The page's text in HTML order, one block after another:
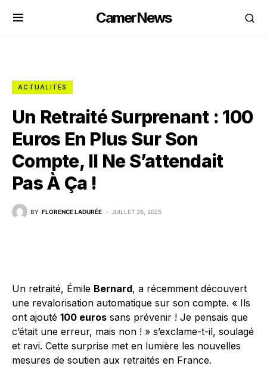
CamerNews
ACTUALITÉS
Un Retraité Surprenant : 100
Euros En Plus Sur Son
Compte, Il Ne S’attendait
Pas À Ça !
BY FLORENCE LADURÉE JUILLET 26, 2025
Un retraité, Émile Bernard, a récemment découvert
une revalorisation automatique sur son compte. « Ils
ont ajouté 100 euros sans prévenir ! Je pensais que
c’était une erreur, mais non ! » s’exclame-t-il, soulagé
et ravi. Cette surprise met en lumière les nouvelles
mesures de soutien aux retraités en France.